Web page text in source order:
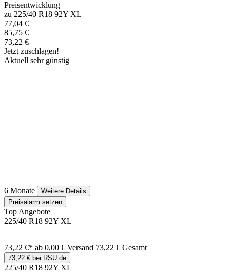
Preisentwicklung
zu 225/40 R18 92Y XL
77,04 €
85,75 €
73,22 €
Jetzt zuschlagen!
Aktuell sehr günstig
6 Monate
Weitere Details
Preisalarm setzen
Top Angebote
225/40 R18 92Y XL
73,22 €* ab 0,00 € Versand 73,22 € Gesamt
73,22 € bei RSU.de
225/40 R18 92Y XL